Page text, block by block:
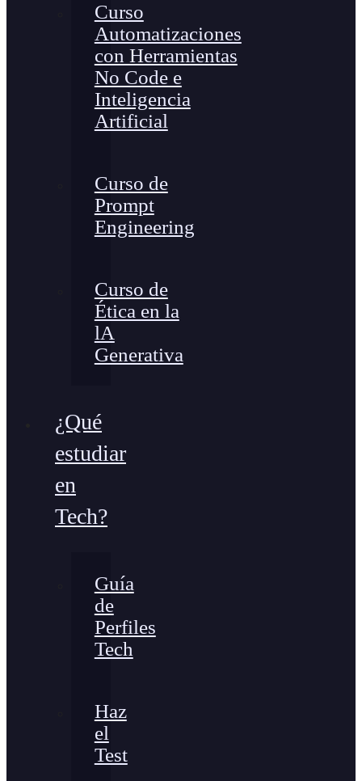
Curso
Automatizaciones
con Herramientas
No Code e
Inteligencia
Artificial
Curso de
Prompt
Engineering
Curso de
Ética en la
lA
Generativa
¿Qué
estudiar
en
Tech?
Guía
de
Perfiles
Tech
Haz
el
Test